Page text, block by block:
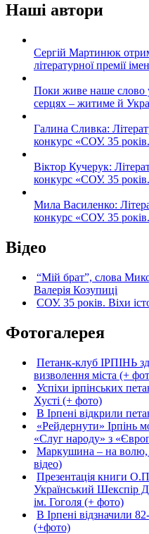
Наші автори
Сергій Мартинюк
літературної премії
Поки живе наше слово
серцях – житиме й
Галина Сливка:
конкурс «СОУ. 35 років.
Віктор Кучерук:
конкурс «СОУ. 35 років.
Мила Василенко:
конкурс «СОУ. 35 років.
Відео
“Мій брат”, слова
Валерія Козупиці
СОУ. 35 років. Віхи
Фотогалерея
Петанк-клуб ІРПІНЬ
визволення міста (+
Успіхи ірпінських
Хусті (+ фото)
В Ірпені відкрили
«Рейдернути» Ірпінь
«Слуг народу» з
Маркушина – на волю,
відео)
Презентація книги
Український Шекспір
ім. Гоголя (+ фото)
В Ірпені відзначили
(+фото)